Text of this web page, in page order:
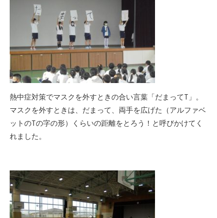
熱中症対策でマスクを外すときの合い言葉「だまってT」。
マスクを外すときは、だまって、両手を広げた（アルファベ
ットのTの字の形）くらいの距離をとろう！と呼びかけてく
れました。